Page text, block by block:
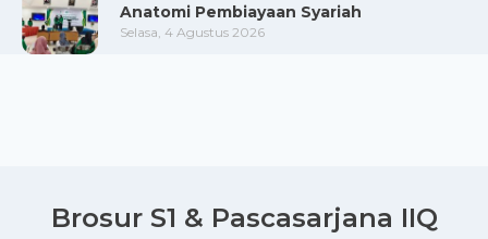
Anatomi Pembiayaan Syariah
Selasa, 4 Agustus 2026
Brosur S1 & Pascasarjana IIQ